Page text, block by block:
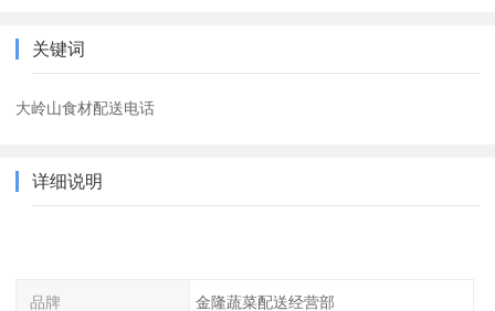
关键词
大岭山食材配送电话
详细说明
品牌 金隆蔬菜配送经营部